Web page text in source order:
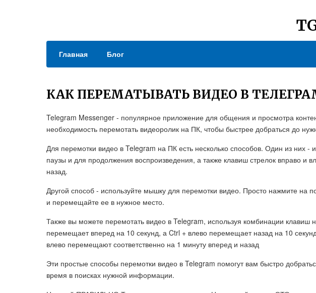
Главная Блог
КАК ПЕРЕМАТЫВАТЬ ВИДЕО В
Telegram Messenger - популярное приложение для общения и просмотра
необходимость перемотать видеоролик на ПК, чтобы быстрее добраться до
Для перемотки видео в Telegram на ПК есть несколько способов. Один из них -
паузы и для продолжения воспроизведения, а также клавиш стрелок вправо и
назад.
Другой способ - используйте мышку для перемотки видео. Просто нажмите на
и перемещайте ее в нужное место.
Также вы можете перемотать видео в Telegram, используя комбинации клавиш
перемещает вперед на 10 секунд, а Ctrl + влево перемещает назад на 10
влево перемещают соответственно на 1 минуту вперед и назад
Эти простые способы перемотки видео в Telegram помогут вам быстро
время в поисках нужной информации.